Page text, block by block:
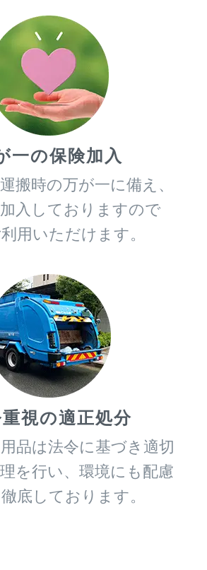
一の保険加入
搬時の万が一に備え、
入しておりますので
用いただけます。
視の適正処分
品は法令に基づき適切
を行い、環境にも配慮
底しております。